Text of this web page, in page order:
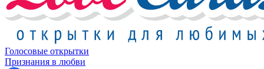
Голосовые открытки
Признания в любви